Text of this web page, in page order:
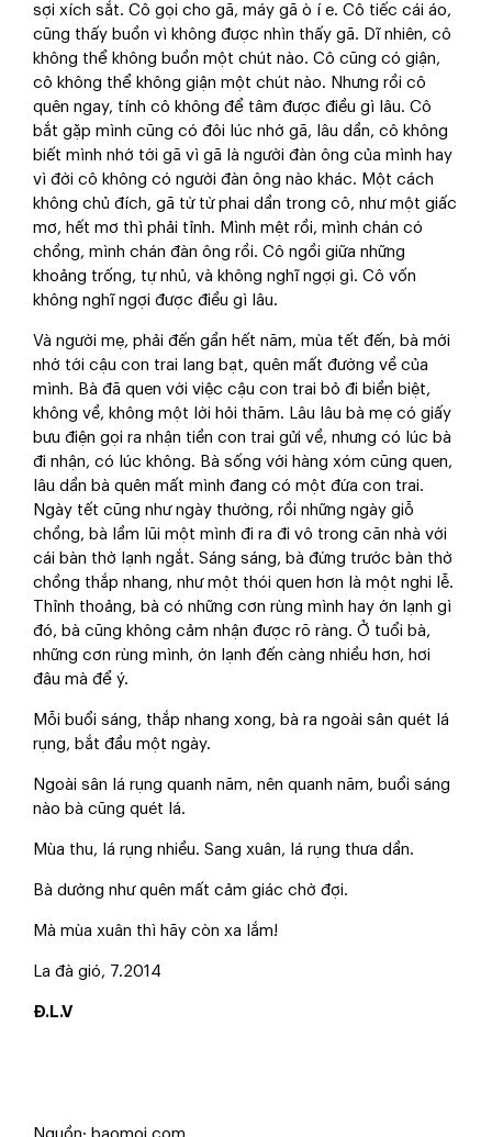
sợi xích sắt. Cô gọi cho gã, máy gã ò í e. Cô tiếc cái áo,
cũng thấy buồn vì không được nhìn thấy gã. Dĩ nhiên, cô
không thể không buồn một chút nào. Cô cũng có giận,
cô không thể không giận một chút nào. Nhưng rồi cô
quên ngay, tính cô không để tâm được điều gì lâu. Cô
bắt gặp mình cũng có đôi lúc nhớ gã, lâu dần, cô không
biết mình nhớ tới gã vì gã là người đàn ông của mình hay
vì đời cô không có người đàn ông nào khác. Một cách
không chủ đích, gã từ từ phai dần trong cô, như một giấc
mơ, hết mơ thì phải tỉnh. Mình mệt rồi, mình chán có
chồng, mình chán đàn ông rồi. Cô ngồi giữa những
khoảng trống, tự nhủ, và không nghĩ ngợi gì. Cô vốn
không nghĩ ngợi được điều gì lâu.
Và người mẹ, phải đến gần hết năm, mùa tết đến, bà mới
nhớ tới cậu con trai lang bạt, quên mất đường về của
mình. Bà đã quen với việc cậu con trai bỏ đi biền biệt,
không về, không một lời hỏi thăm. Lâu lâu bà mẹ có giấy
bưu điện gọi ra nhận tiền con trai gửi về, nhưng có lúc bà
đi nhận, có lúc không. Bà sống với hàng xóm cũng quen,
lâu dần bà quên mất mình đang có một đứa con trai.
Ngày tết cũng như ngày thường, rồi những ngày giỗ
chồng, bà lầm lũi một mình đi ra đi vô trong căn nhà với
cái bàn thờ lạnh ngắt. Sáng sáng, bà đứng trước bàn thờ
chồng thắp nhang, như một thói quen hơn là một nghi lễ.
Thỉnh thoảng, bà có những cơn rùng mình hay ớn lạnh gì
đó, bà cũng không cảm nhận được rõ ràng. Ở tuổi bà,
những cơn rùng mình, ớn lạnh đến càng nhiều hơn, hơi
đâu mà để ý.
Mỗi buổi sáng, thắp nhang xong, bà ra ngoài sân quét lá
rụng, bắt đầu một ngày.
Ngoài sân lá rụng quanh năm, nên quanh năm, buổi sáng
nào bà cũng quét lá.
Mùa thu, lá rụng nhiều. Sang xuân, lá rụng thưa dần.
Bà dường như quên mất cảm giác chờ đợi.
Mà mùa xuân thì hãy còn xa lắm!
La đà gió, 7.2014
Đ.L.V